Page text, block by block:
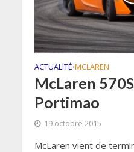
ACTUALITÉ•MCLAREN
McLaren
Portimao
19 octobre 2015
McLaren vient de